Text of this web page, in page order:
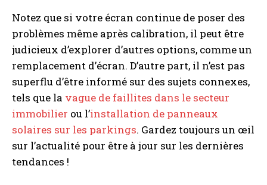
Notez que si votre écran continue de poser des
problèmes même après calibration, il peut être
judicieux d’explorer d’autres options, comme un
remplacement d’écran. D’autre part, il n’est pas
superflu d’être informé sur des sujets connexes,
tels que la vague de faillites dans le secteur
immobilier ou l’installation de panneaux
solaires sur les parkings. Gardez toujours un œil
sur l’actualité pour être à jour sur les dernières
tendances !